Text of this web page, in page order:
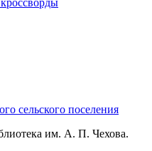
сельского поселения
им. А. П. Чехова.